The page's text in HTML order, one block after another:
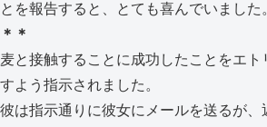
とを報告すると、とても喜んでいました
＊＊
麦と接触することに成功したことをエ
すよう指示されました。
彼は指示通りに彼女にメールを送るが、